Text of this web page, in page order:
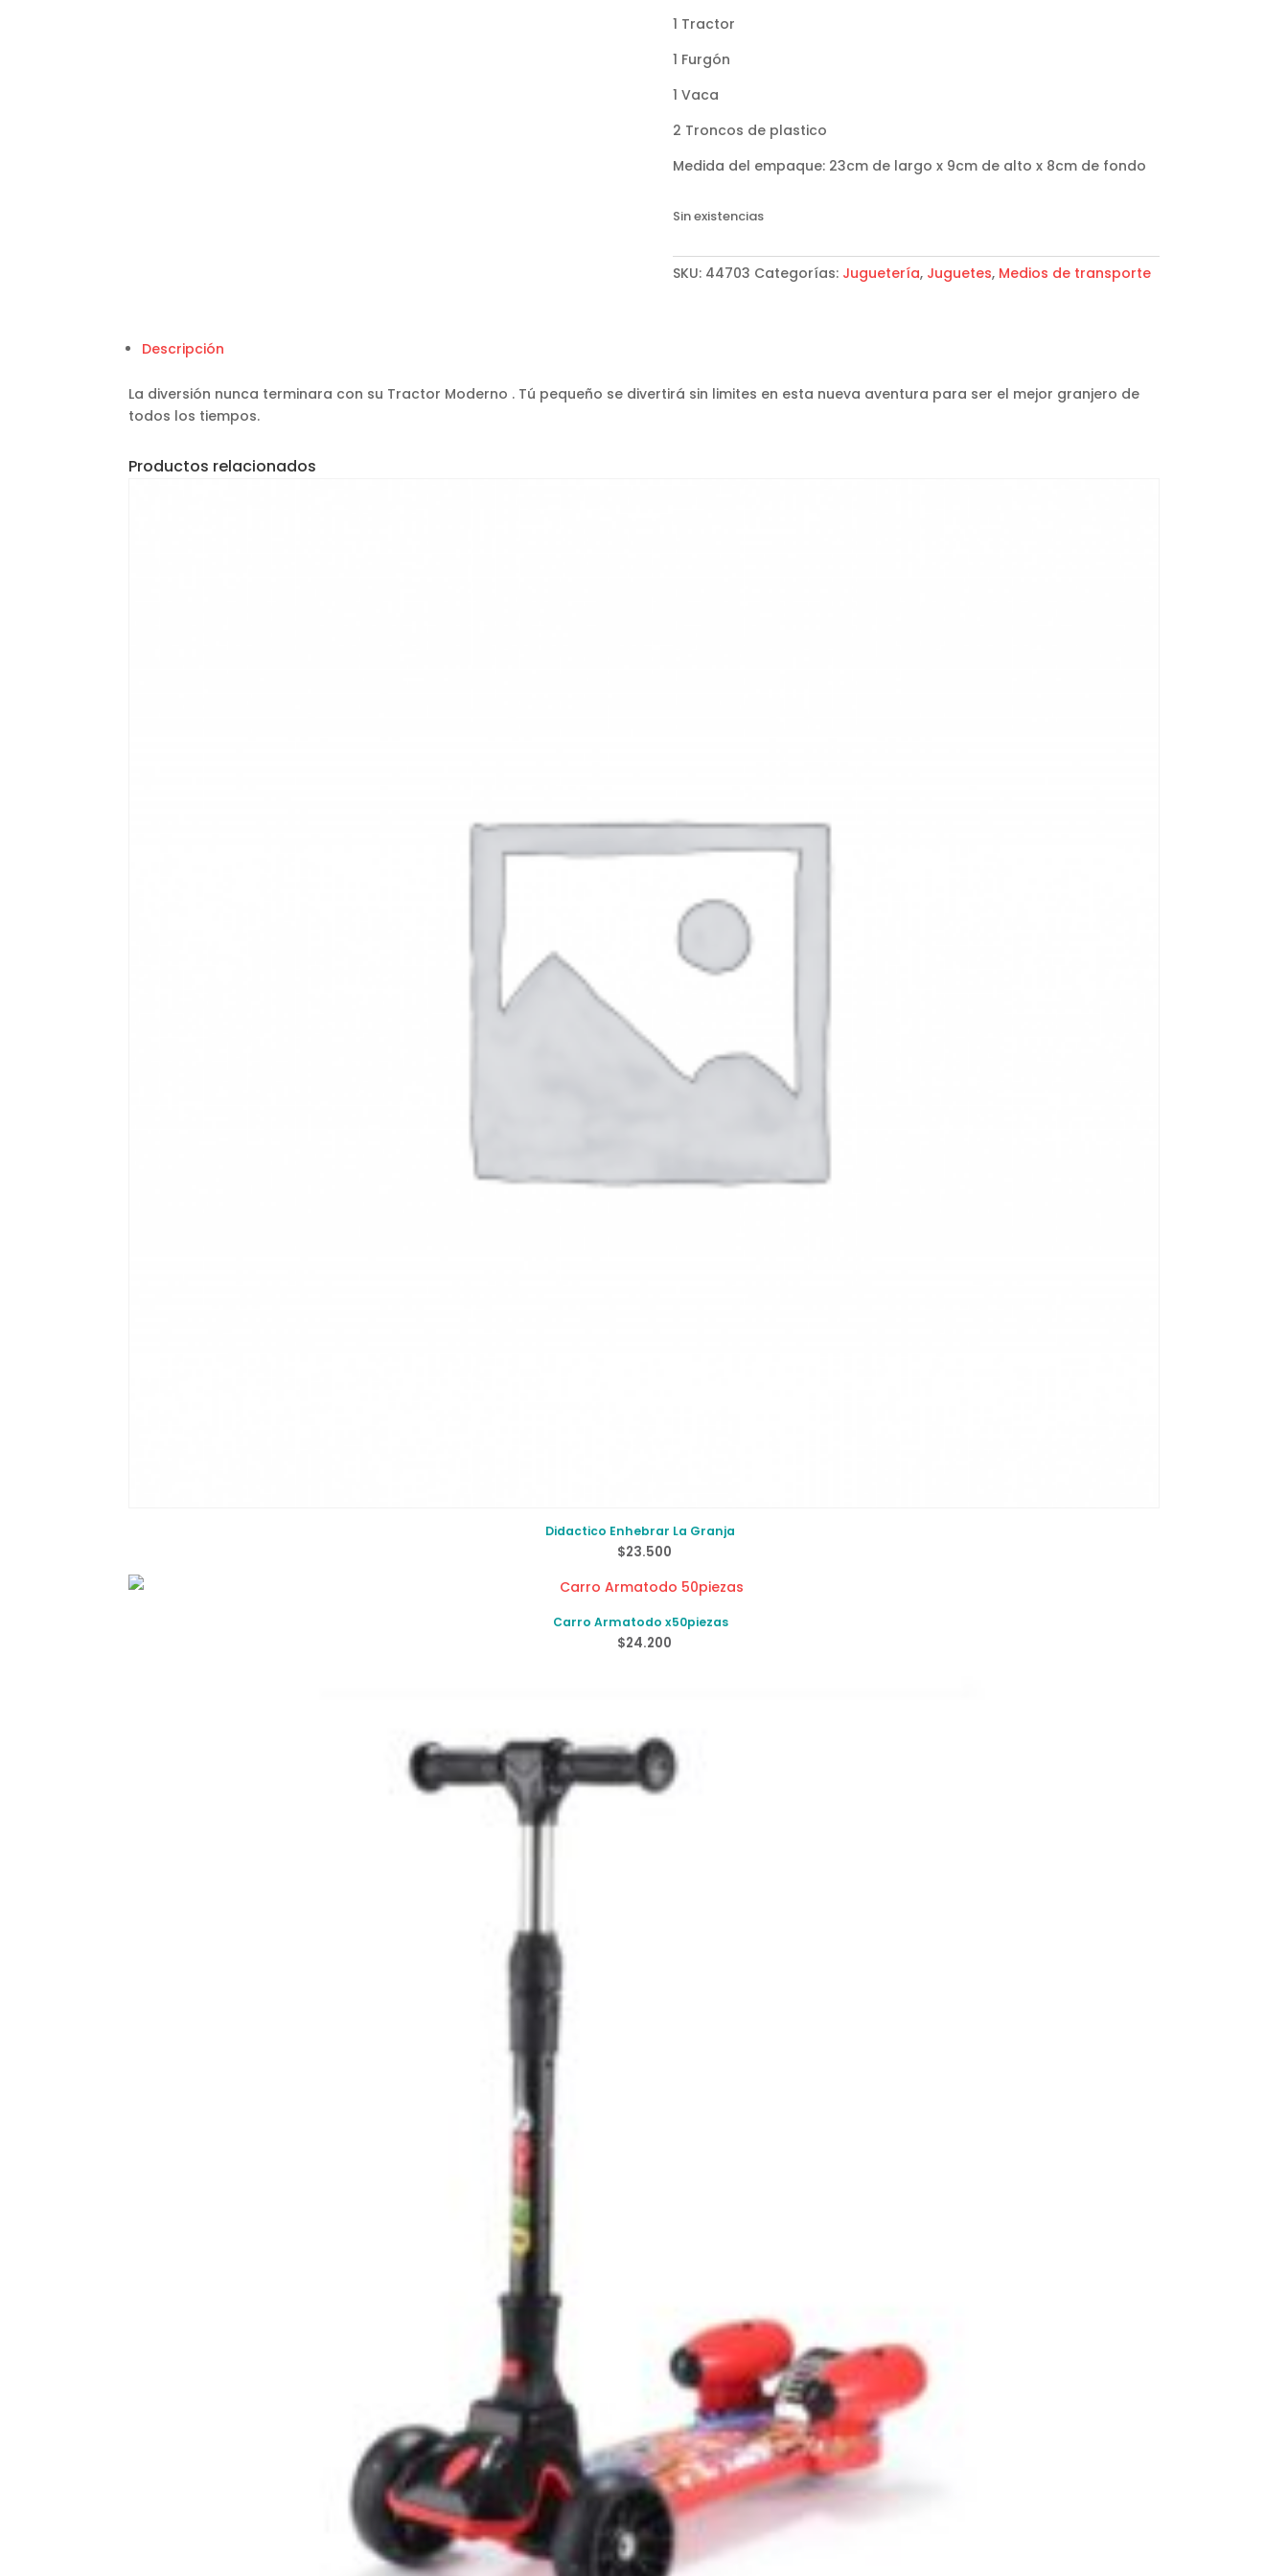
1 Tractor
1 Furgón
1 Vaca
2 Troncos de plastico
Medida del empaque: 23cm de largo x 9cm de alto x 8cm de fondo
Sin existencias
SKU: 44703 Categorías: Juguetería, Juguetes, Medios de transporte
Descripción
La diversión nunca terminara con su Tractor Moderno . Tú pequeño se divertirá sin limites en esta nueva aventura para ser el mejor granjero de
todos los tiempos.
Productos relacionados
Didactico Enhebrar La Granja
$23.500
Carro Armatodo x50piezas
$24.200